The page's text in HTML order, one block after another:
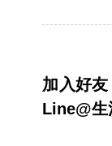
加入好
Line@生